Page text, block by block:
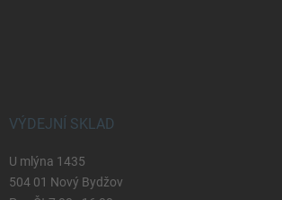
VÝDEJNÍ SKLAD
U mlýna 1435
504 01 Nový Bydžov